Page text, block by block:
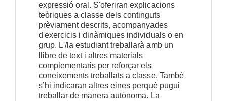
expressió oral. S'oferiran explicacions
teòriques a classe dels continguts
prèviament descrits, acompanyades
d'exercicis i dinàmiques individuals o en
grup. L'/la estudiant treballarà amb un
llibre de text i altres materials
complementaris per reforçar els
coneixements treballats a classe. També
s’hi indicaran altres eines perquè pugui
treballar de manera autònoma. La